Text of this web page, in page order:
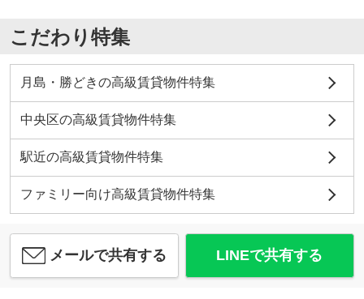
こだわり特集
月島・勝どきの高級賃貸物件特集
中央区の高級賃貸物件特集
駅近の高級賃貸物件特集
ファミリー向け高級賃貸物件特集
メールで共有する LINEで共有する